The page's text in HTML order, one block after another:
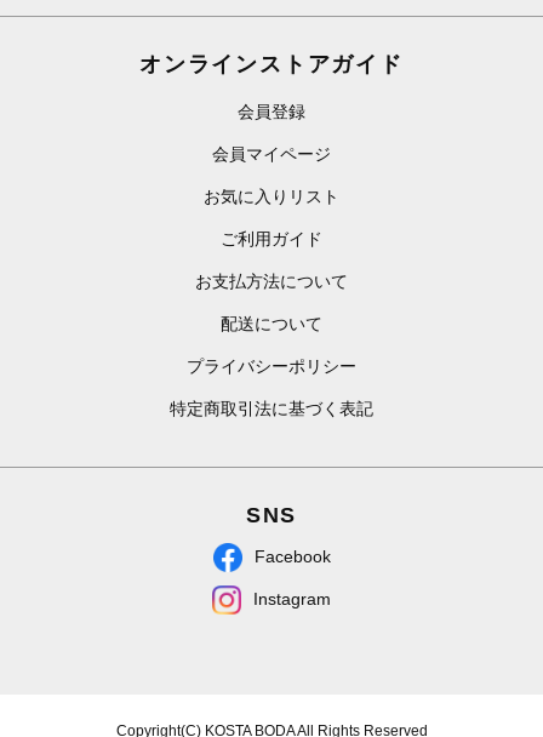
オンラインストアガイド
会員登録
会員マイページ
お気に入りリスト
ご利用ガイド
お支払方法について
配送について
プライバシーポリシー
特定商取引法に基づく表記
SNS
Facebook
Instagram
Copyright(C) KOSTA BODA All Rights Reserved